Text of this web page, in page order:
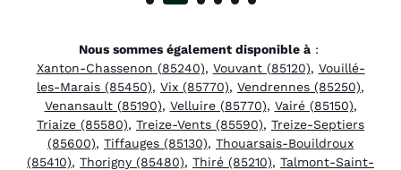
Nous sommes également disponible à:
Xanton-Chassenon (85240), Vouvant (85120), Vouillé-
les-Marais (85450), Vix (85770), Vendrennes (85250),
Venansault (85190), Velluire (85770), Vairé (85150),
Triaize (85580), Treize-Vents (85590), Treize-Septiers
(85600), Tiffauges (85130), Thouarsais-Bouildroux
(85410), Thorigny (85480), Thiré (85210), Talmont-Saint-